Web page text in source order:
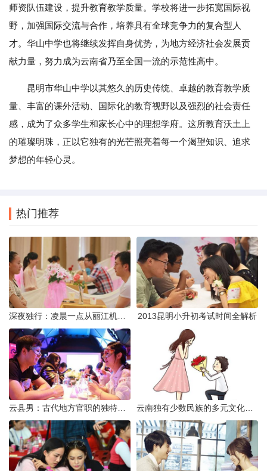
师资队伍建设，提升教育教学质量。学校将进一步拓宽国际视
野，加强国际交流与合作，培养具有全球竞争力的复合型人
才。华山中学也将继续发挥自身优势，为地方经济社会发展贡
献力量，努力成为云南省乃至全国一流的示范性高中。
昆明市华山中学以其悠久的历史传统、卓越的教育教学质
量、丰富的课外活动、国际化的教育视野以及强烈的社会责任
感，成为了众多学生和家长心中的理想学府。这所教育沃土上
的璀璨明珠，正以它独有的光芒照亮着每一个渴望知识、追求
梦想的年轻心灵。
热门推荐
2013昆明小升初考试时间全解析